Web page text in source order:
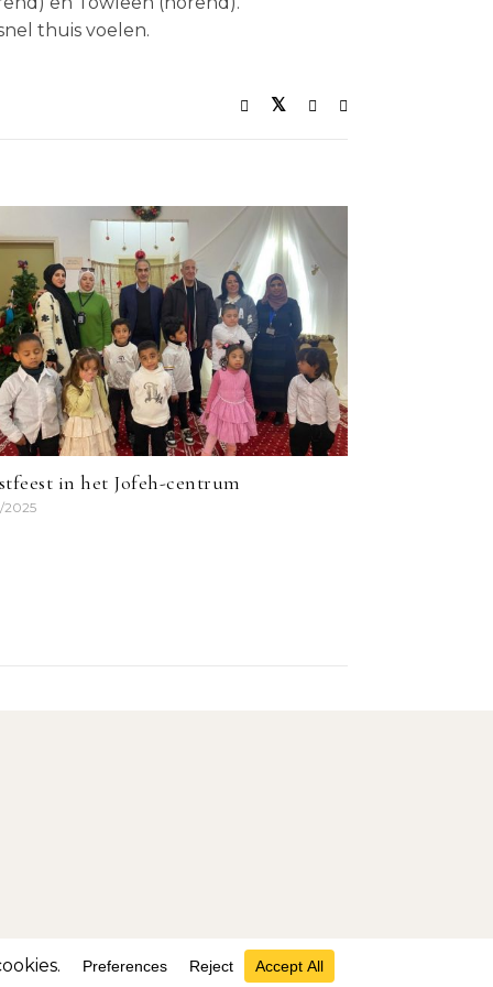
thuis voelen.
in het Jofeh-centrum
2025